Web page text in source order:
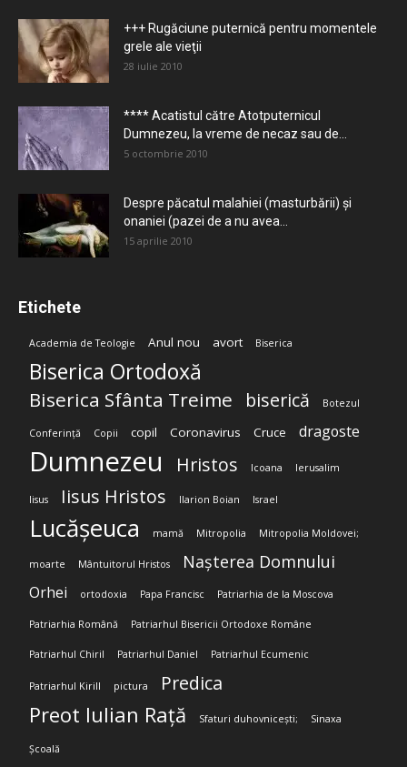
+++ Rugăciune puternică pentru momentele
grele ale vieţii
28 iulie 2010
**** Acatistul către Atotputernicul
Dumnezeu, la vreme de necaz sau de...
5 octombrie 2010
Despre păcatul malahiei (masturbării) şi
onaniei (pazei de a nu avea...
15 aprilie 2010
Etichete
Academia de Teologie Anul nou avort Biserica
Biserica Ortodoxă
Biserica Sfânta Treime biserică Botezul
Conferință Copii copil Coronavirus Cruce dragoste
Dumnezeu Hristos Icoana Ierusalim
Iisus Iisus Hristos Ilarion Boian Israel
Lucășeuca mamă Mitropolia Mitropolia Moldovei;
moarte Mântuitorul Hristos Nașterea Domnului
Orhei ortodoxia Papa Francisc Patriarhia de la Moscova
Patriarhia Română Patriarhul Bisericii Ortodoxe Române
Patriarhul Chiril Patriarhul Daniel Patriarhul Ecumenic
Patriarhul Kirill pictura Predica
Preot Iulian Rață Sfaturi duhovnicești; Sinaxa
Școală